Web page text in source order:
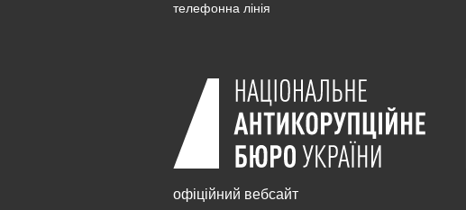
телефонна лінія
офіційний вебсайт